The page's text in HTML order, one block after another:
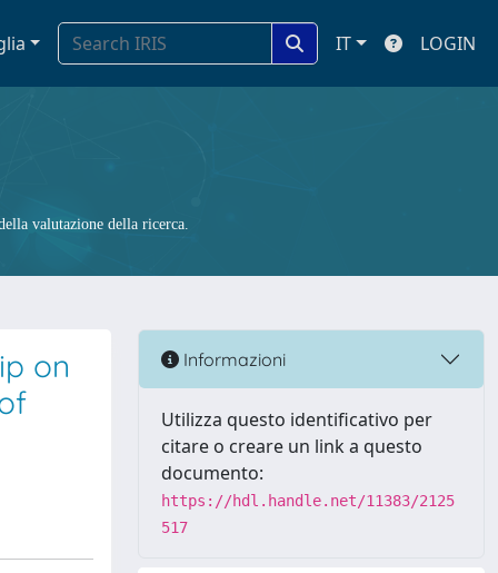
IT LOGIN
valutazione della ricerca.
on
Informazioni
Utilizza questo identificativo per
citare o creare un link a questo
documento:
https://hdl.handle.net/11383/2125
517